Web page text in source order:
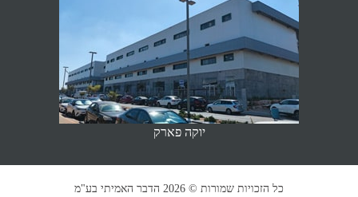
יוקה פארק
כל הזכויות שמורות © 2026 הדבר האמיתי בע"מ